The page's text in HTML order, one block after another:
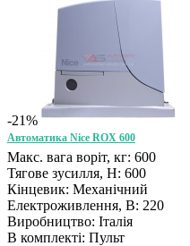
-21%
Автоматика Nice ROX 600
Макс. вага воріт, кг: 600
Тягове зусилля, Н: 600
Кінцевик: Механічний
Електроживлення, В: 220
Виробництво: Італія
В комплекті: Пульт